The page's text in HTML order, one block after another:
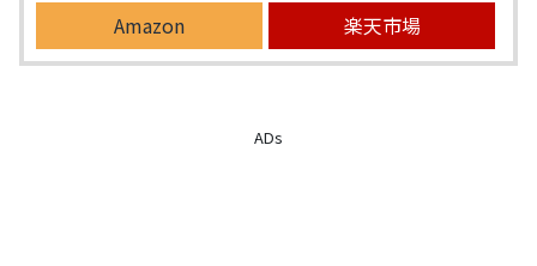
Amazon 楽天市場
ADs